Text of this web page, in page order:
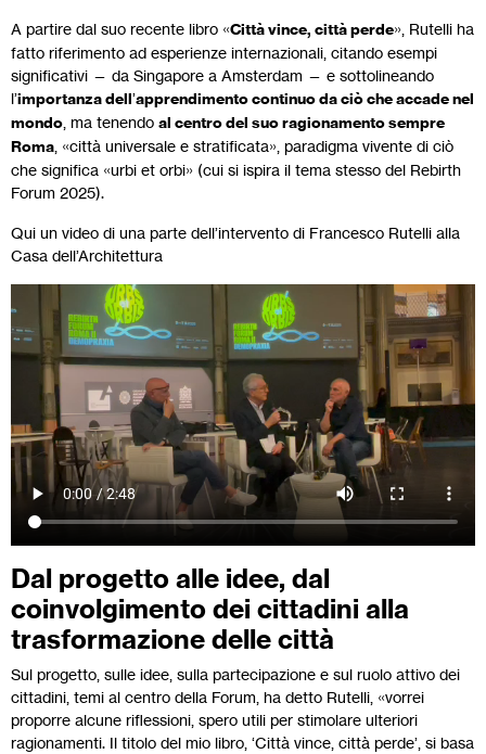
A partire dal suo recente libro «Città vince, città perde», Rutelli ha
fatto riferimento ad esperienze internazionali, citando esempi
significativi — da Singapore a Amsterdam — e sottolineando
l’importanza dell’apprendimento continuo da ciò che accade nel
mondo , ma tenendo al centro del suo ragionamento sempre
Roma , «città universale e stratificata», paradigma vivente di ciò
che significa «urbi et orbi» (cui si ispira il tema stesso del Rebirth
Forum 2025).
Qui un video di una parte dell’intervento di Francesco Rutelli alla
Casa dell’Architettura
Dal progetto alle idee, dal
coinvolgimento dei cittadini alla
trasformazione delle città
Sul progetto, sulle idee, sulla partecipazione e sul ruolo attivo dei
cittadini, temi al centro della Forum, ha detto Rutelli, «vorrei
proporre alcune riflessioni, spero utili per stimolare ulteriori
ragionamenti. Il titolo del mio libro, ‘Città vince, città perde’, si basa